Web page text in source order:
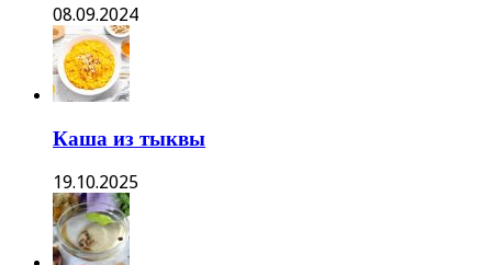
08.09.2024
Каша из тыквы
19.10.2025